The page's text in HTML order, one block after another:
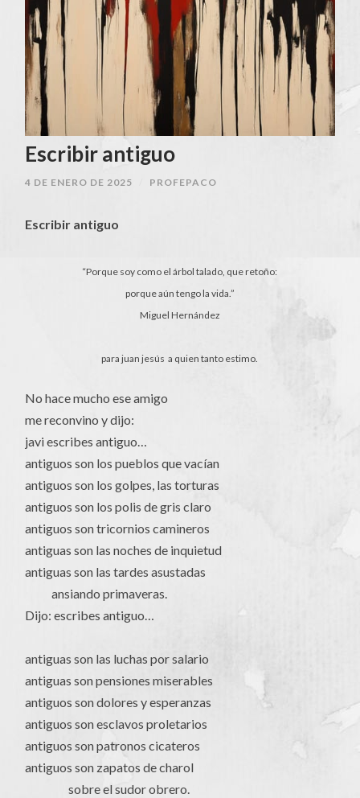
Escribir antiguo
4 DE ENERO DE 2025 PROFEPACO
Escribir antiguo
“Porque soy como el árbol talado, que retoño:
porque aún tengo la vida.”
Miguel Hernández
para juan jesús a quien tanto estimo.
No hace mucho ese amigo
me reconvino y dijo:
javi escribes antiguo…
antiguos son los pueblos que vacían
antiguos son los golpes, las torturas
antiguos son los polis de gris claro
antiguos son tricornios camineros
antiguas son las noches de inquietud
antiguas son las tardes asustadas
ansiando primaveras.
Dijo: escribes antiguo…
antiguas son las luchas por salario
antiguas son pensiones miserables
antiguos son dolores y esperanzas
antiguos son esclavos proletarios
antiguos son patronos cicateros
antiguos son zapatos de charol
sobre el sudor obrero.